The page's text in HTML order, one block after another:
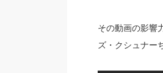
その動画の影響
ズ・クシュナー